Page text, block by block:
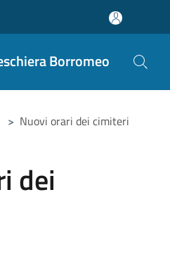
Borromeo
> Nuovi orari dei cimiteri
dei